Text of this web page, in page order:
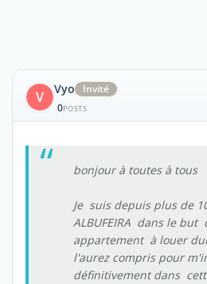
V Vyo
Invité
0POSTS
bonjour à toutes à tous
Je suis depuis plus de
ALBUFEIRA dans le but
appartement à louer
l'aurez compris pour
définitivement dans